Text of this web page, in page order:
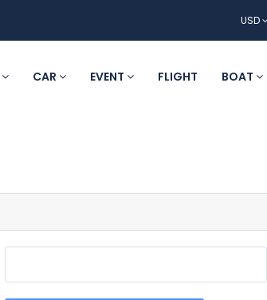
USD
CAR EVENT FLIGHT BOAT